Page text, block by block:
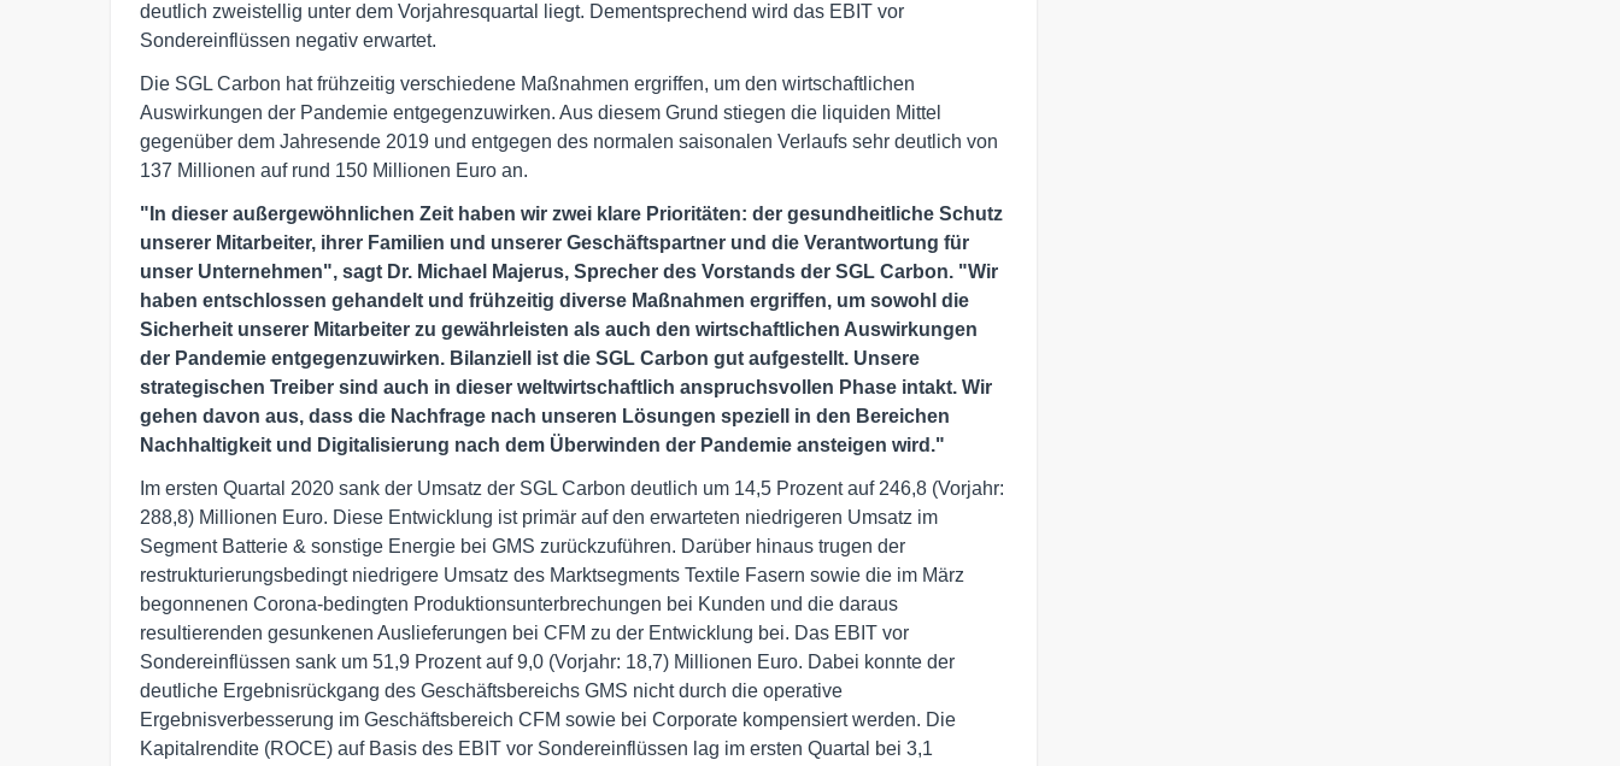
deutlich zweistellig unter dem Vorjahresquartal liegt. Dementsprechend wird das EBIT vor
Sondereinflüssen negativ erwartet.
Die SGL Carbon hat frühzeitig verschiedene Maßnahmen ergriffen, um den wirtschaftlichen
Auswirkungen der Pandemie entgegenzuwirken. Aus diesem Grund stiegen die liquiden Mittel
gegenüber dem Jahresende 2019 und entgegen des normalen saisonalen Verlaufs sehr deutlich von
137 Millionen auf rund 150 Millionen Euro an.
"In dieser außergewöhnlichen Zeit haben wir zwei klare Prioritäten: der gesundheitliche Schutz
unserer Mitarbeiter, ihrer Familien und unserer Geschäftspartner und die Verantwortung für
unser Unternehmen", sagt Dr. Michael Majerus, Sprecher des Vorstands der SGL Carbon. "Wir
haben entschlossen gehandelt und frühzeitig diverse Maßnahmen ergriffen, um sowohl die
Sicherheit unserer Mitarbeiter zu gewährleisten als auch den wirtschaftlichen Auswirkungen
der Pandemie entgegenzuwirken. Bilanziell ist die SGL Carbon gut aufgestellt. Unsere
strategischen Treiber sind auch in dieser weltwirtschaftlich anspruchsvollen Phase intakt. Wir
gehen davon aus, dass die Nachfrage nach unseren Lösungen speziell in den Bereichen
Nachhaltigkeit und Digitalisierung nach dem Überwinden der Pandemie ansteigen wird."
Im ersten Quartal 2020 sank der Umsatz der SGL Carbon deutlich um 14,5 Prozent auf 246,8 (Vorjahr:
288,8) Millionen Euro. Diese Entwicklung ist primär auf den erwarteten niedrigeren Umsatz im
Segment Batterie & sonstige Energie bei GMS zurückzuführen. Darüber hinaus trugen der
restrukturierungsbedingt niedrigere Umsatz des Marktsegments Textile Fasern sowie die im März
begonnenen Corona-bedingten Produktionsunterbrechungen bei Kunden und die daraus
resultierenden gesunkenen Auslieferungen bei CFM zu der Entwicklung bei. Das EBIT vor
Sondereinflüssen sank um 51,9 Prozent auf 9,0 (Vorjahr: 18,7) Millionen Euro. Dabei konnte der
deutliche Ergebnisrückgang des Geschäftsbereichs GMS nicht durch die operative
Ergebnisverbesserung im Geschäftsbereich CFM sowie bei Corporate kompensiert werden. Die
Kapitalrendite (ROCE) auf Basis des EBIT vor Sondereinflüssen lag im ersten Quartal bei 3,1